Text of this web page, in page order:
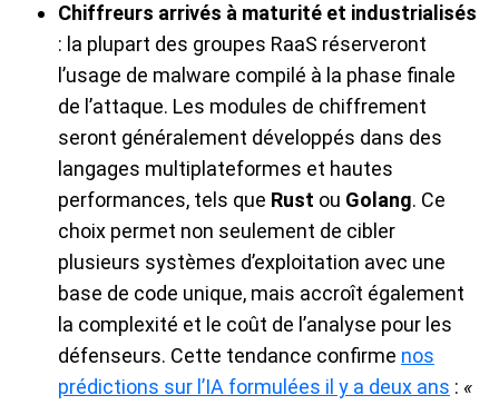
Chiffreurs arrivés à maturité et industrialisés
: la plupart des groupes RaaS réserveront
l’usage de malware compilé à la phase finale
de l’attaque. Les modules de chiffrement
seront généralement développés dans des
langages multiplateformes et hautes
performances, tels que Rust ou Golang. Ce
choix permet non seulement de cibler
plusieurs systèmes d’exploitation avec une
base de code unique, mais accroît également
la complexité et le coût de l’analyse pour les
défenseurs. Cette tendance confirme nos
prédictions sur l’IA formulées il y a deux ans : «